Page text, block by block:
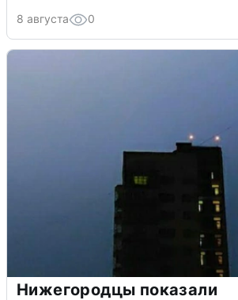
8 августа 0
Нижегородцы показали